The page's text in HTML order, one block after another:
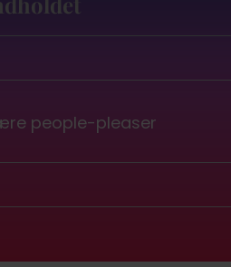
people-pleaser